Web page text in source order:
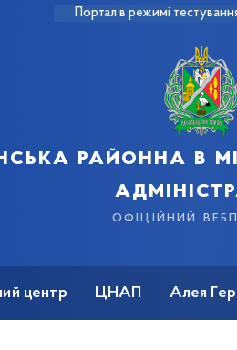
Портал в режимі
районна в
офіційний
центр ЦНАП Алея